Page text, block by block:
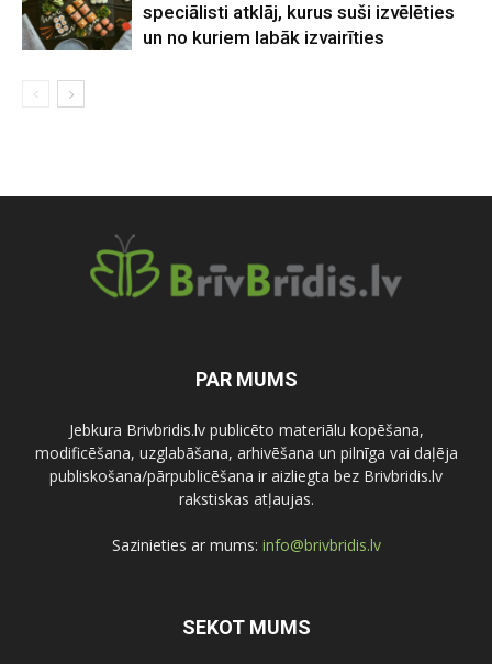
speciālisti atklāj, kurus suši izvēlēties
un no kuriem labāk izvairīties
PAR MUMS
Jebkura Brivbridis.lv publicēto materiālu kopēšana,
modificēšana, uzglabāšana, arhivēšana un pilnīga vai daļēja
publiskošana/pārpublicēšana ir aizliegta bez Brivbridis.lv
rakstiskas atļaujas.
Sazinieties ar mums: info@brivbridis.lv
SEKOT MUMS